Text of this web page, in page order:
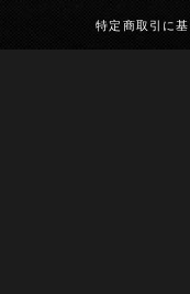
特定商取引に